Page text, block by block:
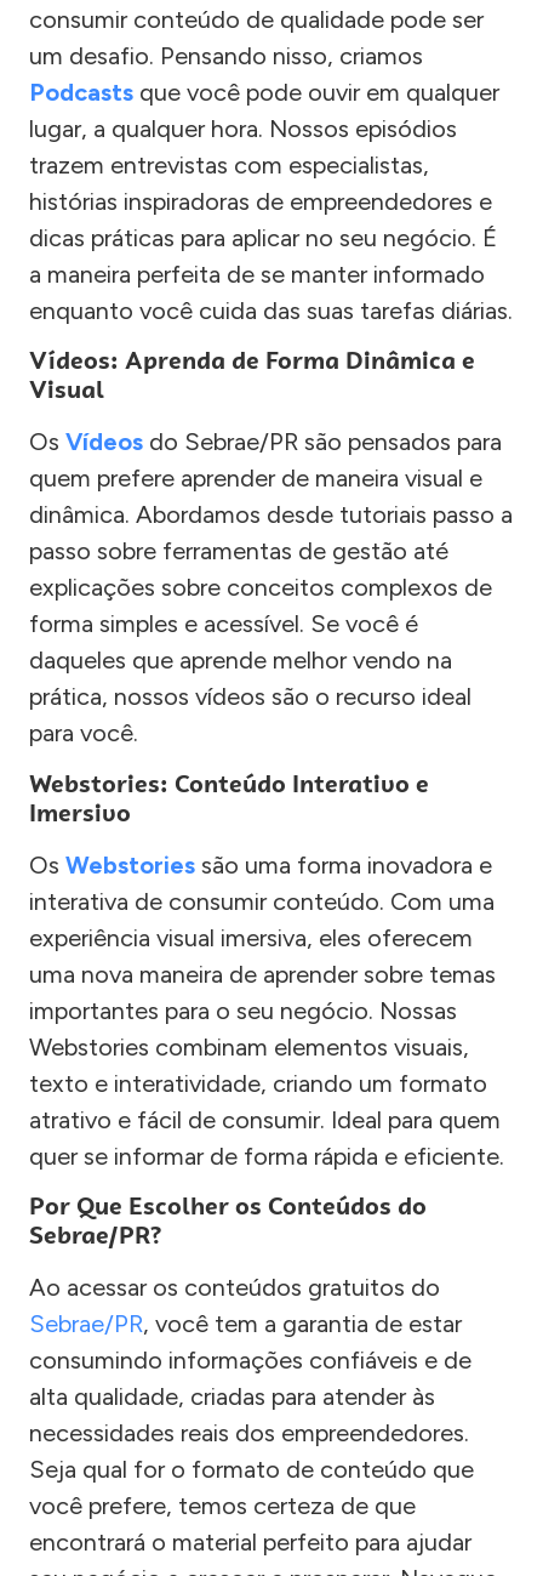
consumir conteúdo de qualidade pode ser
um desafio. Pensando nisso, criamos
Podcasts que você pode ouvir em qualquer
lugar, a qualquer hora. Nossos episódios
trazem entrevistas com especialistas,
histórias inspiradoras de empreendedores e
dicas práticas para aplicar no seu negócio. É
a maneira perfeita de se manter informado
enquanto você cuida das suas tarefas diárias.
Vídeos: Aprenda de Forma Dinâmica e
Visual
Os Vídeos do Sebrae/PR são pensados para
quem prefere aprender de maneira visual e
dinâmica. Abordamos desde tutoriais passo a
passo sobre ferramentas de gestão até
explicações sobre conceitos complexos de
forma simples e acessível. Se você é
daqueles que aprende melhor vendo na
prática, nossos vídeos são o recurso ideal
para você.
Webstories: Conteúdo Interativo e
Imersivo
Os Webstories são uma forma inovadora e
interativa de consumir conteúdo. Com uma
experiência visual imersiva, eles oferecem
uma nova maneira de aprender sobre temas
importantes para o seu negócio. Nossas
Webstories combinam elementos visuais,
texto e interatividade, criando um formato
atrativo e fácil de consumir. Ideal para quem
quer se informar de forma rápida e eficiente.
Por Que Escolher os Conteúdos do
Sebrae/PR?
Ao acessar os conteúdos gratuitos do
Sebrae/PR, você tem a garantia de estar
consumindo informações confiáveis e de
alta qualidade, criadas para atender às
necessidades reais dos empreendedores.
Seja qual for o formato de conteúdo que
você prefere, temos certeza de que
encontrará o material perfeito para ajudar